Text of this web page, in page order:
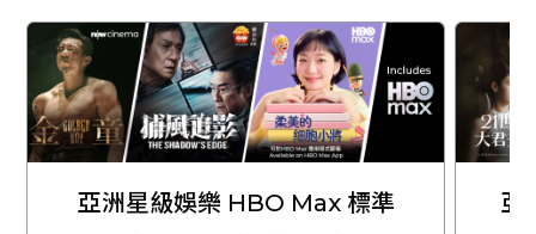
亞洲星級娛樂 HBO Max 標準 亞